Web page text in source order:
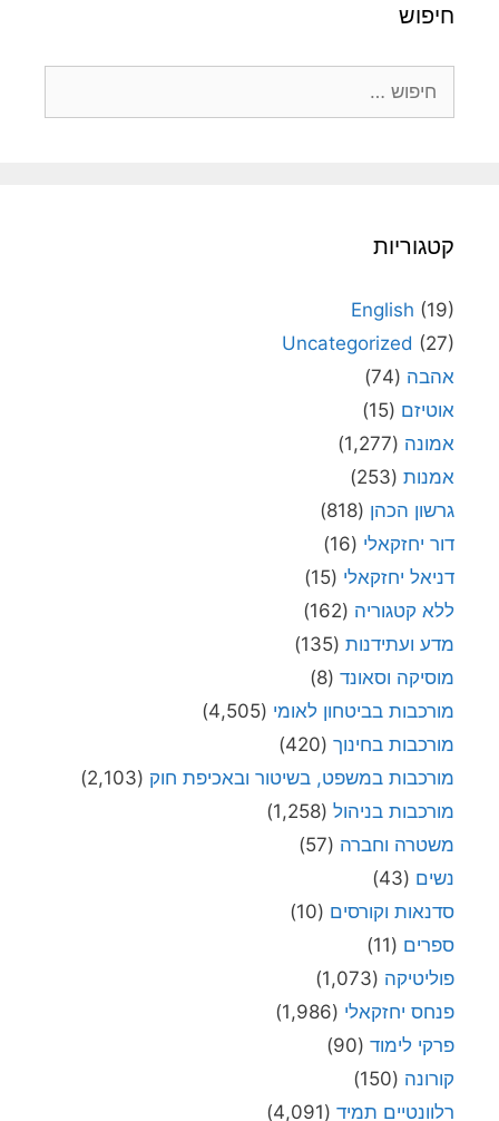
חיפוש
קטגוריות
English (19)
Uncategorized (27)
אהבה (74)
אוטיזם (15)
אמונה (1,277)
אמנות (253)
גרשון הכהן (818)
דור יחזקאלי (16)
דניאל יחזקאלי (15)
ללא קטגוריה (162)
מדע ועתידנות (135)
מוסיקה וסאונד (8)
מורכבות בביטחון לאומי (4,505)
מורכבות בחינוך (420)
מורכבות במשפט, בשיטור ובאכיפת חוק (2,103)
מורכבות בניהול (1,258)
משטרה וחברה (57)
נשים (43)
סדנאות וקורסים (10)
ספרים (11)
פוליטיקה (1,073)
פנחס יחזקאלי (1,986)
פרקי לימוד (90)
קורונה (150)
רלוונטיים תמיד (4,091)